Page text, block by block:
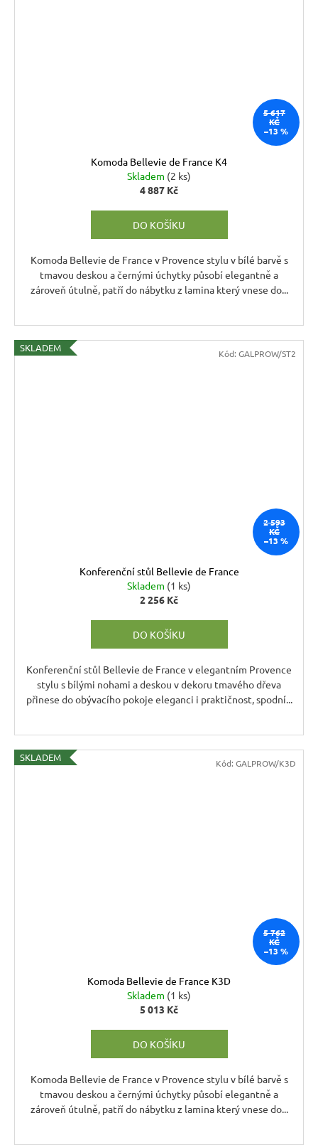
5 617
KČ
–13 %
Komoda Bellevie de France K4
Skladem (2 ks)
4 887 Kč
DO KOŠÍKU
Komoda Bellevie de France v Provence stylu v bílé barvě s
tmavou deskou a černými úchytky působí elegantně a
zároveň útulně, patří do nábytku z lamina který vnese do...
SKLADEM
2 593
KČ
–13 %
Konferenční stůl Bellevie de France
Skladem (1 ks)
2 256 Kč
DO KOŠÍKU
Konferenční stůl Bellevie de France v elegantním Provence
stylu s bílými nohami a deskou v dekoru tmavého dřeva
přinese do obývacího pokoje eleganci i praktičnost, spodní...
Kód: GALPROW/ST2
SKLADEM
5 762
KČ
–13 %
Komoda Bellevie de France K3D
Skladem (1 ks)
5 013 Kč
DO KOŠÍKU
Komoda Bellevie de France v Provence stylu v bílé barvě s
tmavou deskou a černými úchytky působí elegantně a
zároveň útulně, patří do nábytku z lamina který vnese do...
Kód: GALPROW/K3D